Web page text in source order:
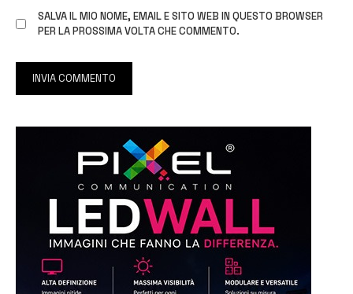
SALVA IL MIO NOME, EMAIL E SITO WEB IN QUESTO BROWSER
PER LA PROSSIMA VOLTA CHE COMMENTO.